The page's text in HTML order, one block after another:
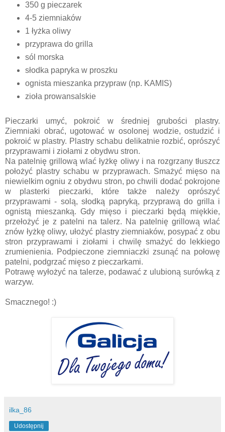
350 g pieczarek
4-5 ziemniaków
1 łyżka oliwy
przyprawa do grilla
sól morska
słodka papryka w proszku
ognista mieszanka przypraw (np. KAMIS)
zioła prowansalskie
Pieczarki umyć, pokroić w średniej grubości plastry.
Ziemniaki obrać, ugotować w osolonej wodzie, ostudzić i
pokroić w plastry. Plastry schabu delikatnie rozbić, oprószyć
przyprawami i ziołami z obydwu stron.
Na patelnię grillową wlać łyżkę oliwy i na rozgrzany tłuszcz
położyć plastry schabu w przyprawach. Smażyć mięso na
niewielkim ogniu z obydwu stron, po chwili dodać pokrojone
w plasterki pieczarki, które także należy oprószyć
przyprawami - solą, słodką papryką, przyprawą do grilla i
ognistą mieszanką. Gdy mięso i pieczarki będą miękkie,
przełożyć je z patelni na talerz. Na patelnię grillową wlać
znów łyżkę oliwy, ułożyć plastry ziemniaków, posypać z obu
stron przyprawami i ziołami i chwilę smażyć do lekkiego
zrumienienia. Podpieczone ziemniaczki zsunąć na połowę
patelni, podgrzać mięso z pieczarkami.
Potrawę wyłożyć na talerze, podawać z ulubioną surówką z
warzyw.
Smacznego! :)
ilka_86
Udostępnij